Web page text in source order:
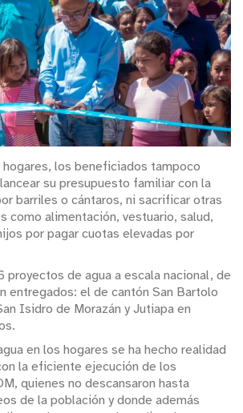
hogares, los beneficiados tampoco
su presupuesto familiar con la
barriles o cántaros, ni sacrificar otras
como alimentación, vestuario, salud,
por pagar cuotas elevadas por
proyectos de agua a escala nacional, de
entregados: el de cantón San Bartolo
Isidro de Morazán y Jutiapa en
en los hogares se ha hecho realidad
la eficiente ejecución de los
quienes no descansaron hasta
de la población y donde además